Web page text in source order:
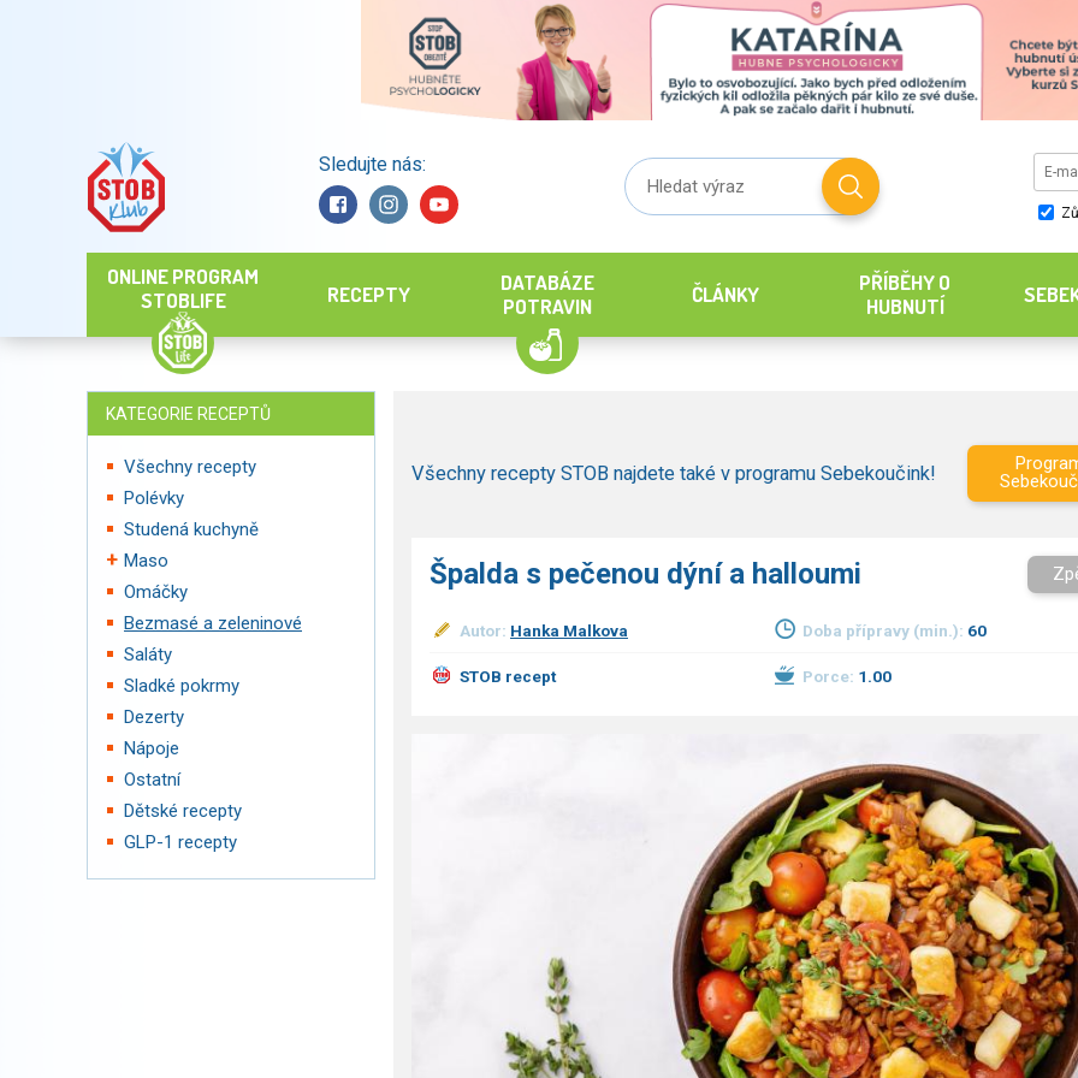
Sledujte nás:
ONLINE PROGRAM
STOBLIFE
RECEPTY
DATABÁZE
POTRAVIN
ČLÁNKY
PŘÍBĚHY O
HUBNUTÍ
KATEGORIE RECEPTŮ
Všechny recepty
Polévky
Studená kuchyně
Maso
Omáčky
Bezmasé a zeleninové
Saláty
Sladké pokrmy
Dezerty
Nápoje
Ostatní
Dětské recepty
GLP-1 recepty
Všechny recepty STOB najdete také v programu Sebekoučink!
Špalda s pečenou dýní a halloumi
Autor: Hanka Malkova Doba přípravy (min.): 60
STOB recept Porce: 1.00